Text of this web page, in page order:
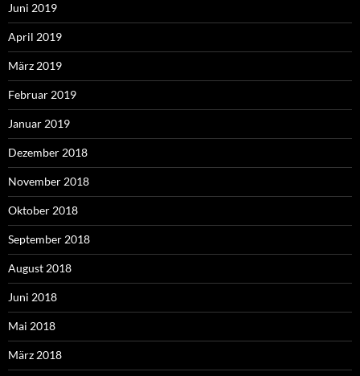
Juni 2019
April 2019
März 2019
Februar 2019
Januar 2019
Dezember 2018
November 2018
Oktober 2018
September 2018
August 2018
Juni 2018
Mai 2018
März 2018